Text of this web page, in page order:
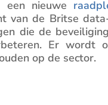
nieuwe
van de Britse
die de
Er wordt
op de sector.